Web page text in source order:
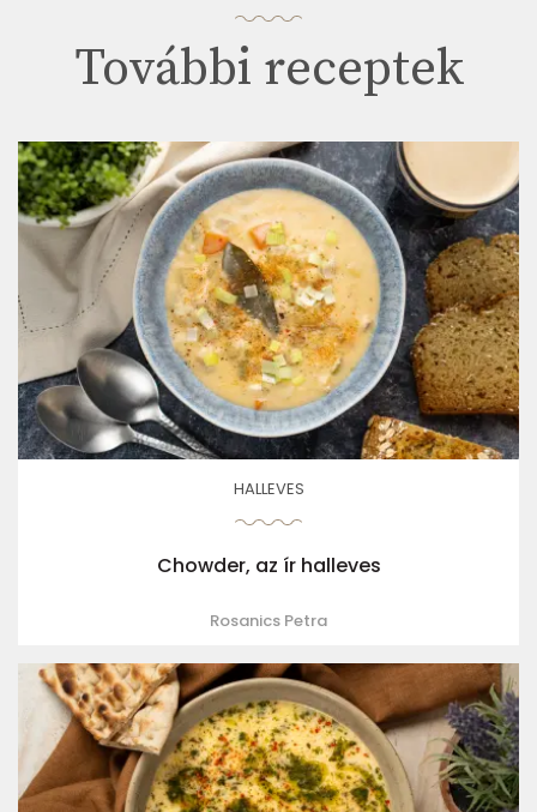
További receptek
HALLEVES
Chowder, az ír halleves
Rosanics Petra